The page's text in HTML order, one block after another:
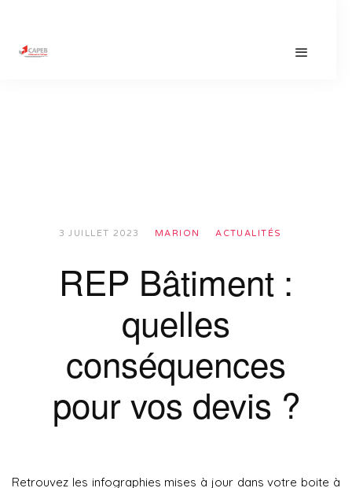
3 JUILLET 2023 MARION ACTUALITÉS
REP Bâtiment :
quelles
conséquences
pour vos devis ?
Retrouvez les infographies mises à jour dans votre boite à